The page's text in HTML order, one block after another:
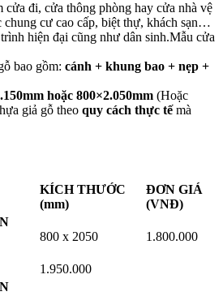
cửa đi, cửa thông phòng hay cửa nhà vệ
chung cư cao cấp, biệt thự, khách sạn…
hiện đại cũng như dân sinh.Mẫu cửa
bao gồm: cánh + khung bao + nẹp +
hoặc 800×2.050mm (Hoặc
giả gỗ theo quy cách thực tếmà
KÍCH THƯỚC
(mm)
ĐƠN GIÁ
(VNĐ)
800 x 2050 1.800.000
1.950.000